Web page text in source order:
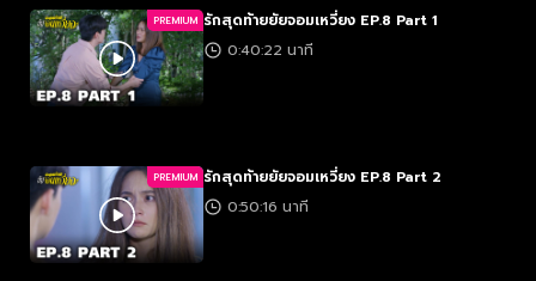
PREMIUM รักสุดท้ายยัยจอมเหวี่ยง EP.8 Part 1
0:40:22 นาที
PREMIUM รักสุดท้ายยัยจอมเหวี่ยง EP.8 Part 2
0:50:16 นาที